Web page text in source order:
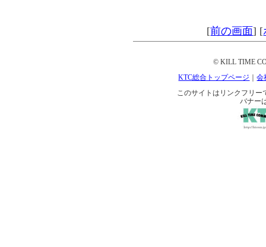
[前の画面] [
© KILL TIME
KTC総合トップページ
｜会
このサイトはリンクフリー
バナー